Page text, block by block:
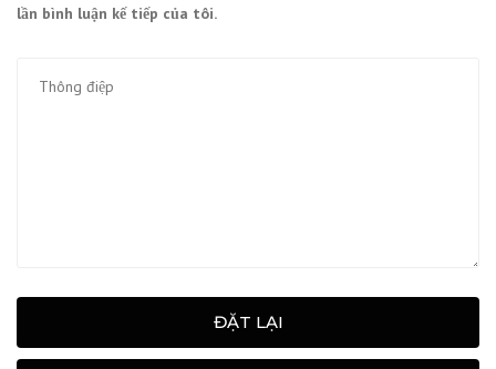
lần bình luận kế tiếp của tôi.
ĐẶT LẠI